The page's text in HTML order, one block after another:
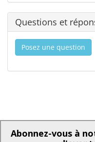
Questions et
Posez une question